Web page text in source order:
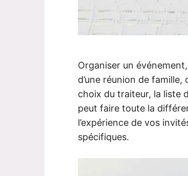
Organiser un événement,
d’une réunion de
choix du traiteur, la liste
peut faire toute la
l’expérience de vos
spécifiques.